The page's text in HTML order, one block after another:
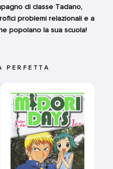
di classe Tadano,
problemi relazionali e a
popolano la sua scuola!
PERFETTA